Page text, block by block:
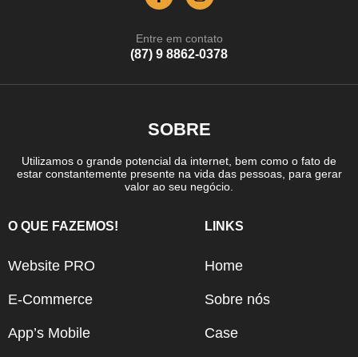
Entre em contato
(87) 9 8862-0378
SOBRE
Utilizamos o grande potencial da internet, bem como o fato de
estar constantemente presente na vida das pessoas, para gerar
valor ao seu negócio.
O QUE FAZEMOS!
Website PRO
E-Commerce
App’s Mobile
LINKS
Home
Sobre nós
Case